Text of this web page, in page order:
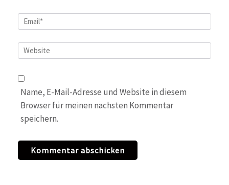
Email*
Website
Name, E-Mail-Adresse und Website in diesem
Browser für meinen nächsten Kommentar
speichern.